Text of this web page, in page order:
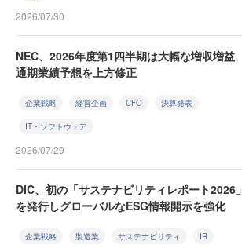
2026/07/30
NEC、2026年度第1四半期は大幅な増収増益
通期業績予想を上方修正
企業戦略 経営企画 CFO 決算発表
IT・ソフトウェア
2026/07/29
DIC、初の「サステナビリティレポート2026」
を発行しグローバルなESG情報開示を強化
企業戦略 製造業 サステナビリティ IR